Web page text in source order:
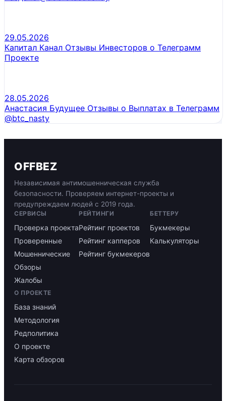
29.05.2026
Капитал Канал Отзывы Инвесторов о Телеграмм
Проекте
28.05.2026
Анастасия Будущее Отзывы о Выплатах в Телеграмм
@btc_nasty
OFFBEZ
Независимая антимошенническая служба
безопасности. Проверяем интернет-проекты и
предупреждаем людей с 2019 года.
СЕРВИСЫ
Проверка проекта
Проверенные
Мошеннические
Обзоры
Жалобы
РЕЙТИНГИ
Рейтинг проектов
Рейтинг капперов
Рейтинг букмекеров
БЕТТЕРУ
Букмекеры
Калькуляторы
О ПРОЕКТЕ
База знаний
Методология
Редполитика
О проекте
Карта обзоров